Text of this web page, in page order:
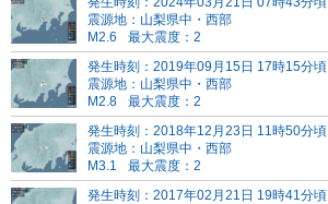
震源地：山梨県中・西部
M2.6
最大震度：2
発生時刻：2019年09月15日 17時15分頃
震源地：山梨県中・西部
M2.8
最大震度：2
発生時刻：2018年12月23日 11時50分頃
震源地：山梨県中・西部
M3.1
最大震度：2
発生時刻：2017年02月21日 19時41分頃